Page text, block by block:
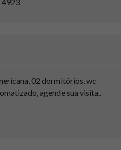
4923
02 dormitórios, wc
agende sua visita..